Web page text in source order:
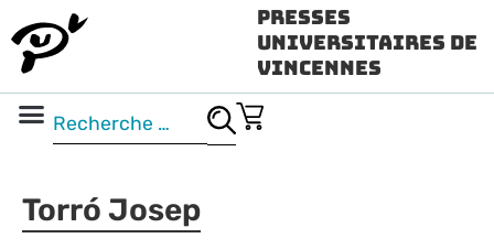
Presses
Universitaires de
Vincennes
Torró Josep